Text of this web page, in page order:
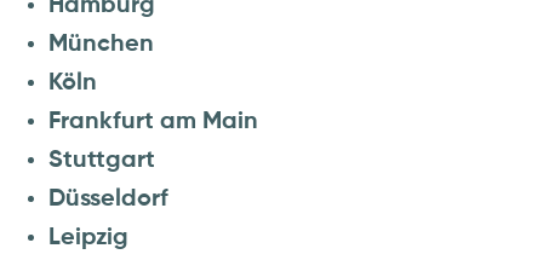
Hamburg
München
Köln
Frankfurt am Main
Stuttgart
Düsseldorf
Leipzig